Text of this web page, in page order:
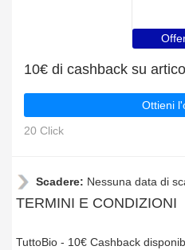
Ottieni
20 Click
Scadere: Nessuna data di
TERMINI E CONDIZIONI
TuttoBio - 10€ Cashback